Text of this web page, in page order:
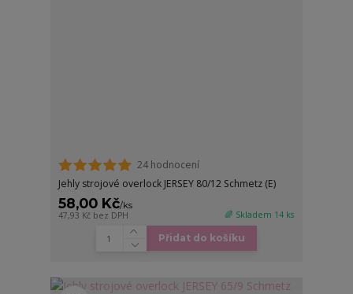
24 hodnocení
Jehly strojové overlock JERSEY 80/12 Schmetz (E)
58,00 Kč/ks
47,93 Kč bez DPH 🌈 Skladem 14 ks
Přidat do košíku